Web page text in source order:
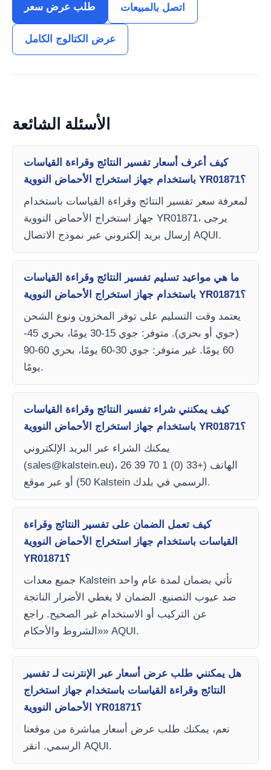
طلب عرض سعر اتصل بالمبيعات
عرض الكتالوج الكامل
الأسئلة الشائعة
كيف أعرف أسعار تفسير النتائج وقراءة القياسات
باستخدام جهاز استخراج الأحماض النووية YR01871؟
لمعرفة سعر تفسير النتائج وقراءة القياسات باستخدام
جهاز استخراج الأحماض النووية YR01871، يرجى
إرسال بريد إلكتروني عبر نموذج الاتصال AQUI.
ما هي مواعيد تسليم تفسير النتائج وقراءة القياسات
باستخدام جهاز استخراج الأحماض النووية YR01871؟
يعتمد وقت التسليم على توفر المخزون ونوع الشحن
(جوي أو بحري). متوفر: جوي 15-30 يومًا، بحري 45-
60 يومًا. غير متوفر: جوي 30-60 يومًا، بحري 60-90
يومًا.
كيف يمكنني شراء تفسير النتائج وقراءة القياسات
باستخدام جهاز استخراج الأحماض النووية YR01871؟
يمكنك الشراء عبر البريد الإلكتروني
(sales@kalstein.eu)، الهاتف (+33 (0) 1 70 39 26
50) أو عبر موقع Kalstein الرسمي في بلدك.
كيف تعمل الضمان على تفسير النتائج وقراءة
القياسات باستخدام جهاز استخراج الأحماض النووية
YR01871؟
جميع معدات Kalstein تأتي بضمان لمدة عام واحد
ضد عيوب التصنيع. الضمان لا يغطي الأضرار الناتجة
عن التركيب أو الاستخدام غير الصحيح. راجع
«الشروط والأحكام» AQUI.
هل يمكنني طلب عرض أسعار عبر الإنترنت لـ تفسير
النتائج وقراءة القياسات باستخدام جهاز استخراج
الأحماض النووية YR01871؟
نعم، يمكنك طلب عرض أسعار مباشرة من موقعنا
الرسمي. انقر AQUI.